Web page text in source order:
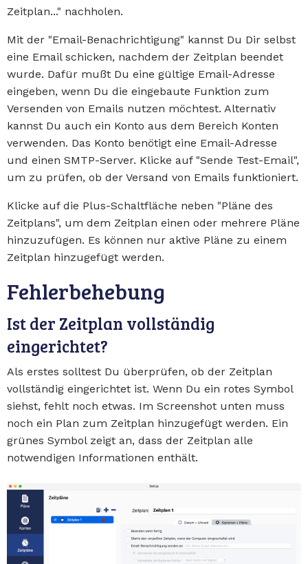
Zeitplan..." nachholen.
Mit der "Email-Benachrichtigung" kannst Du Dir selbst
eine Email schicken, nachdem der Zeitplan beendet
wurde. Dafür mußt Du eine gültige Email-Adresse
eingeben, wenn Du die eingebaute Funktion zum
Versenden von Emails nutzen möchtest. Alternativ
kannst Du auch ein Konto aus dem Bereich Konten
verwenden. Das Konto benötigt eine Email-Adresse
und einen SMTP-Server. Klicke auf "Sende Test-Email",
um zu prüfen, ob der Versand von Emails funktioniert.
Klicke auf die Plus-Schaltfläche neben "Pläne des
Zeitplans", um dem Zeitplan einen oder mehrere Pläne
hinzuzufügen. Es können nur aktive Pläne zu einem
Zeitplan hinzugefügt werden.
Fehlerbehebung
Ist der Zeitplan vollständig
eingerichtet?
Als erstes solltest Du überprüfen, ob der Zeitplan
vollständig eingerichtet ist. Wenn Du ein rotes Symbol
siehst, fehlt noch etwas. Im Screenshot unten muss
noch ein Plan zum Zeitplan hinzugefügt werden. Ein
grünes Symbol zeigt an, dass der Zeitplan alle
notwendigen Informationen enthält.